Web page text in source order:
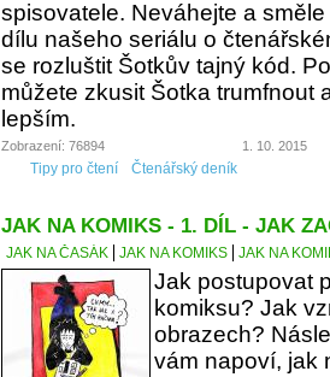
spisovatele. Neváhejte a
dílu našeho seriálu o
se rozluštit Šotkův tajný kód.
můžete zkusit Šotka trumfnout
lepším.
Zobrazení: 76894 1. 10. 2015
Tipy pro čtení Čtenářský deník
JAK NA KOMIKS - 1. DÍL - JAK
JAK NA ČASÁK JAK NA KOMIKS JAK NA
Jak postupovat
komiksu? Jak
obrazech?
vám napoví, jak